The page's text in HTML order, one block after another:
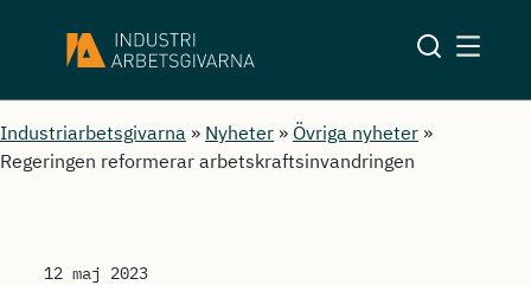
Industriarbetsgivarna » Nyheter » Övriga nyheter »
Regeringen reformerar arbetskraftsinvandringen
12 maj 2023